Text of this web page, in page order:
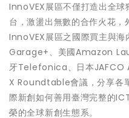
InnoVEX展區不僅打造出全
台，激盪出無數的合作火花
InnoVEX展區之國際買主與
Garage+、美國Amazon
牙Telefonica、日本JAFCO
X Roundtable會議，分享各
際新創如何善用臺灣完整的
榮的全球新創生態系。